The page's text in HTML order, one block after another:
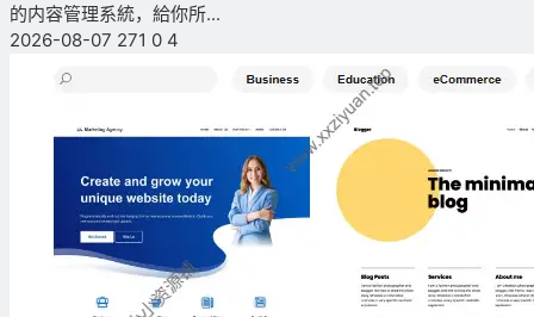
的内容管理系統，給你所...
2026-08-07 271 0 4